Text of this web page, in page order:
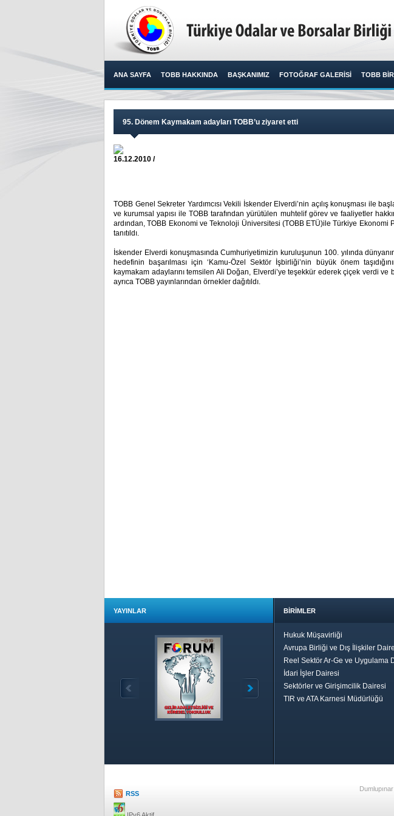
ANA SAYFA TOBB HAKKINDA BAŞKANIMIZ FOTOĞRAF GALERİSİ TOBB
95. Dönem Kaymakam adayları TOBB’u ziyaret etti
16.12.2010 /
TOBB Genel Sekreter Yardımcısı Vekili İskender Elverdi’nin açılış konuşması ile
ve kurumsal yapısı ile TOBB tarafından yürütülen muhtelif görev ve faaliyetler
ardından, TOBB Ekonomi ve Teknoloji Üniversitesi (TOBB ETÜ)ile Türkiye Ekonomi
tanıtıldı.
İskender Elverdi konuşmasında Cumhuriyetimizin kuruluşunun 100. yılında
hedefinin başarılması için ‘Kamu-Özel Sektör İşbirliği’nin büyük önem
kaymakam adaylarını temsilen Ali Doğan, Elverdi’ye teşekkür ederek çiçek verdi ve
ayrıca TOBB yayınlarından örnekler dağıtıldı.
YAYINLAR BİRİMLER
Hukuk Müşavirliği
Avrupa Birliği ve Dış İlişkiler
Reel Sektör Ar-Ge ve Uygulama
İdari İşler Dairesi
Sektörler ve Girişimcilik Dairesi
TIR ve ATA Karnesi Müdürlüğü
RSS